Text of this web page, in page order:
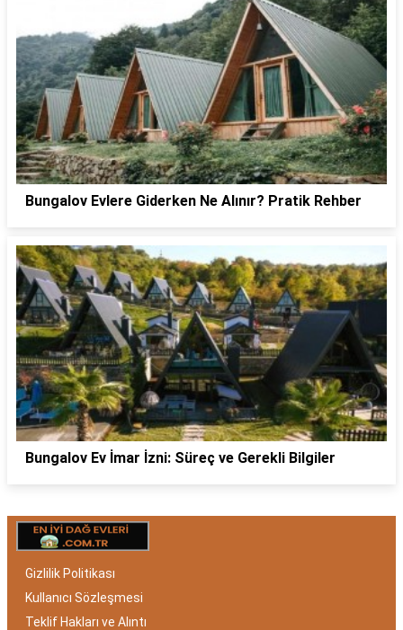
Bungalov Evlere Giderken Ne Alınır? Pratik Rehber
Bungalov Ev İmar İzni: Süreç ve Gerekli Bilgiler
Gizlilik Politikası
Kullanıcı Sözleşmesi
Teklif Hakları ve Alıntı